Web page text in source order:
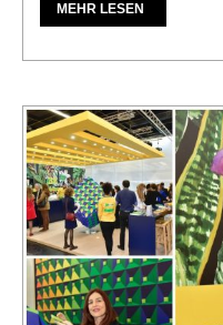
MEHR LESEN